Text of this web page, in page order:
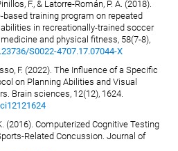
F., & Latorre-Román, P. Á. (2018).
training program on repeated
in recreationally-trained soccer
and physical fitness, 58(7-8),
S0022-4707.17.07044-X
F. (2022). The Influence of a Specific
on Planning Abilities and Visual
Brain sciences, 12(12), 1624.
(2016). Computerized Cognitive Testing
Related Concussion. Journal of